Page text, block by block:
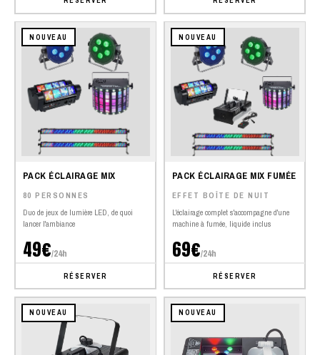
NOUVEAU
PACK ÉCLAIRAGE MIX
80 PERSONNES
Duo de jeux de lumière LED, de quoi
lancer l'ambiance
49€/24h
RÉSERVER
NOUVEAU
PACK ÉCLAIRAGE MIX FUMÉE
EFFET BOÎTE DE NUIT
L'éclairage complet s'accompagne d'une
machine à fumée, liquide inclus
69€/24h
RÉSERVER
NOUVEAU NOUVEAU